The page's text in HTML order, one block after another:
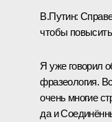
В.Путин:
чтобы
Я уже говорил
фразеология.
очень многие
да и